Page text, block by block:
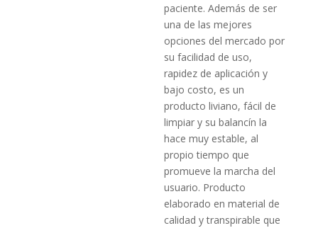
paciente. Además de ser
una de las mejores
opciones del mercado por
su facilidad de uso,
rapidez de aplicación y
bajo costo, es un
producto liviano, fácil de
limpiar y su balancín la
hace muy estable, al
propio tiempo que
promueve la marcha del
usuario. Producto
elaborado en material de
calidad y transpirable que